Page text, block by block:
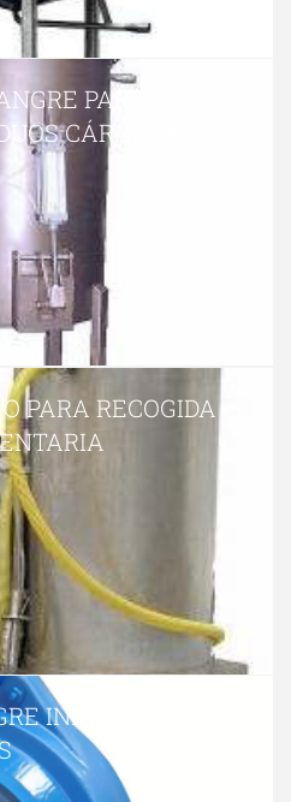
PARA
CÁRNICOS
PARA RECOGIDA
INDUSTRIALES